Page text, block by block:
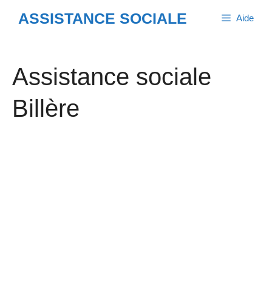
ASSISTANCE SOCIALE Aide
Assistance sociale
Billère